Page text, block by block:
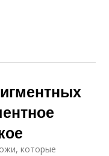
которые